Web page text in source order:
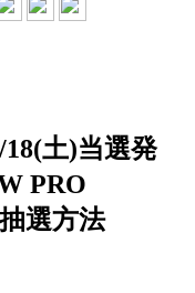
18(土)当選発
PRO
選方法